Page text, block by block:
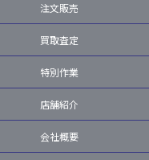
注文販売
買取査定
特別作業
店舗紹介
会社概要